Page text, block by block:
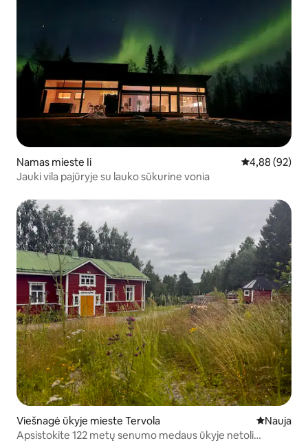
Namas mieste Ii Vidutinis
4,88 (92)
Jauki vila pajūryje su lauko sūkurine vonia
Viešnagė ūkyje mieste Tervola Nauja
Nauja
Apsistokite 122 metų senumo medaus ūkyje netoli